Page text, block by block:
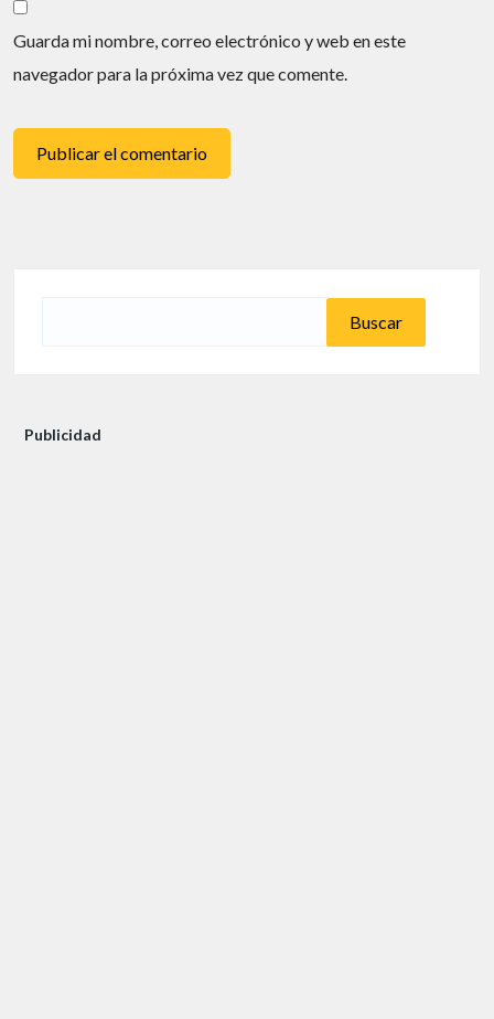
Guarda mi nombre, correo electrónico y web en este
navegador para la próxima vez que comente.
Publicidad